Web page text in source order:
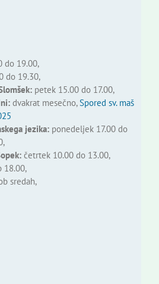
do 19.00,
do 19.30,
petek 15.00 do 17.00,
dvakrat mesečno,Spored sv. maš
jezika:ponedeljek 17.00 do
četrtek 10.00 do 13.00,
18.00,
sredah,